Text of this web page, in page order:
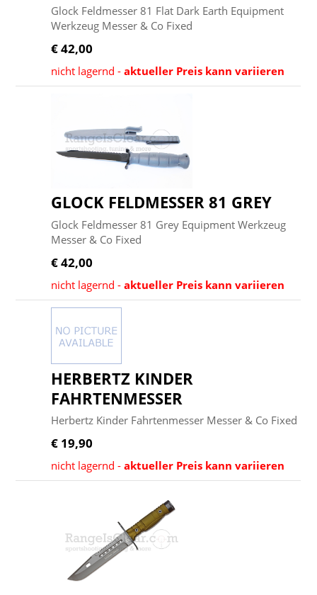
Glock Feldmesser 81 Flat Dark Earth Equipment
Werkzeug Messer & Co Fixed
€ 42,00
nicht lagernd -aktueller Preis kann variieren
GLOCK FELDMESSER 81 GREY
Glock Feldmesser 81 Grey Equipment Werkzeug
Messer & Co Fixed
€ 42,00
nicht lagernd -aktueller Preis kann variieren
HERBERTZ KINDER
FAHRTENMESSER
Herbertz Kinder Fahrtenmesser Messer & Co Fixed
€ 19,90
nicht lagernd -aktueller Preis kann variieren